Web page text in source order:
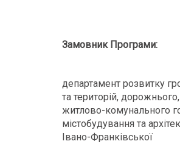
Замовник Програми:
департамент розвитку
та територій, дорожнього,
житлово-комунального
містобудування та
Івано-Франківської